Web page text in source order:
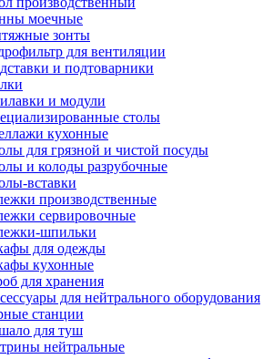
моечные
зонты
для вентиляции
и подтоварники
и модули
столы
кухонные
для грязной и чистой посуды
и колоды разрубочные
вставки
производственные
сервировочные
шпильки
для одежды
кухонные
для хранения
для нейтрального оборудования
станции
для туш
нейтральные